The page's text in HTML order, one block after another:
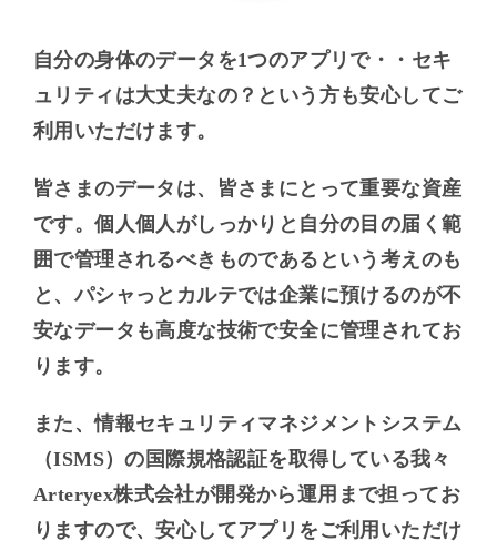
自分の身体のデータを1つのアプリで・・セキ
ュリティは大丈夫なの？という方も安心してご
利用いただけます。
皆さまのデータは、皆さまにとって重要な資産
です。個人個人がしっかりと自分の目の届く範
囲で管理されるべきものであるという考えのも
と、パシャっとカルテでは企業に預けるのが不
安なデータも高度な技術で安全に管理されてお
ります。
また、情報セキュリティマネジメントシステム
（ISMS）の国際規格認証を取得している我々
Arteryex株式会社が開発から運用まで担ってお
りますので、安心してアプリをご利用いただけ